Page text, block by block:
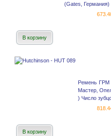
(Gates, Германия)
В корзину
Ремень ГРМ
Мастер,
) Число
В корзину